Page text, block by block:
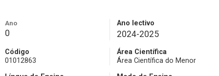
Ano
0
Ano lectivo
2024-2025
Código
01012863
Área Científica
Área Científica do Menor